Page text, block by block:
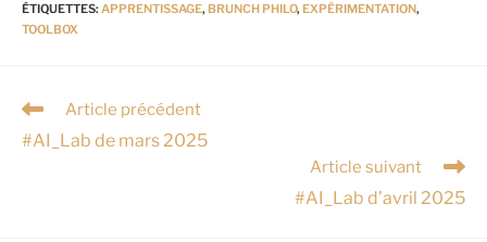
ÉTIQUETTES: APPRENTISSAGE, BRUNCH PHILO, EXPÉRIMENTATION,
TOOLBOX
Article précédent
#AI_Lab de mars 2025
Article suivant
#AI_Lab d’avril 2025